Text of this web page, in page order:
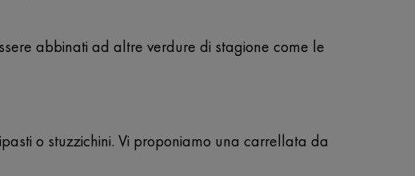
abbinati ad altre verdure di stagione come le
o stuzzichini. Vi proponiamo una carrellata da